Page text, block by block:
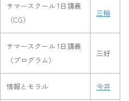
サマースクール 1日講義
（CG）
三輪
サマースクール 1日講義
（プログラム）
三好
情報とモラル 今井